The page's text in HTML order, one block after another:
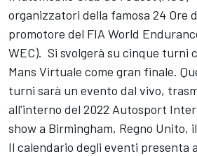
organizzatori della famosa 24 Ore
promotore del FIA World
WEC). Si svolgerà su cinque turni
Mans Virtuale come gran finale.
turni sarà un evento dal vivo,
all'interno del 2022 Autosport
show a Birmingham, Regno Unito,
Il calendario degli eventi presenta